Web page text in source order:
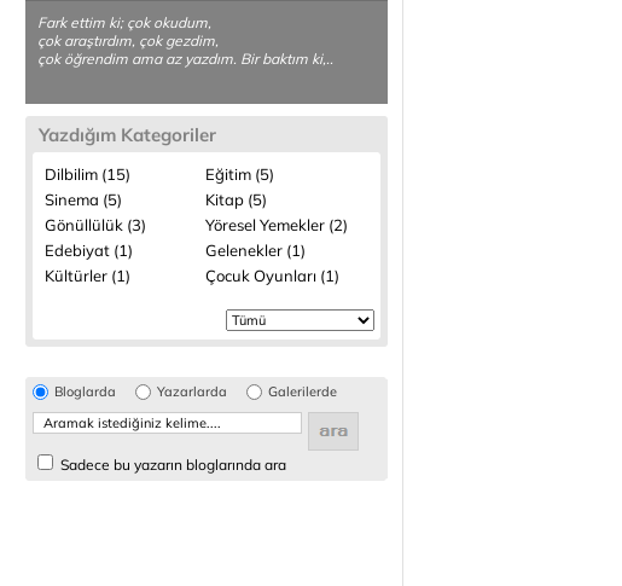
Fark ettim ki; çok okudum,
çok araştırdım, çok gezdim,
çok öğrendim ama az yazdım. Bir baktım ki,..
Yazdığım Kategoriler
Dilbilim (15)
Eğitim (5)
Sinema (5)
Kitap (5)
Gönüllülük (3)
Yöresel Yemekler (2)
Edebiyat (1)
Gelenekler (1)
Kültürler (1)
Çocuk Oyunları (1)
Bloglarda Yazarlarda Galerilerde
Sadece bu yazarın bloglarında ara